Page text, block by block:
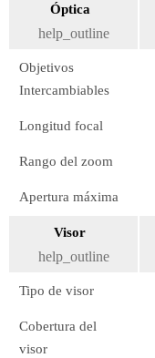
Óptica
help_outline
Objetivos
Intercambiables
Longitud focal
Rango del zoom
Apertura máxima
Visor
help_outline
Tipo de visor
Cobertura del
visor